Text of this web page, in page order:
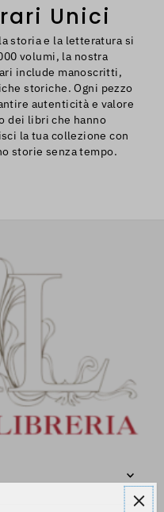
Unici
storia e la letteratura si
volumi, la nostra
include manoscritti,
storiche. Ogni pezzo
autenticità e valore
dei libri che hanno
la tua collezione con
storie senza tempo.